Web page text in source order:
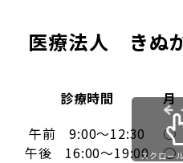
医療法人 きぬ
診療時間 月
午前 9:00～12:30
○
午後 16:00～19:00
○
スクロー